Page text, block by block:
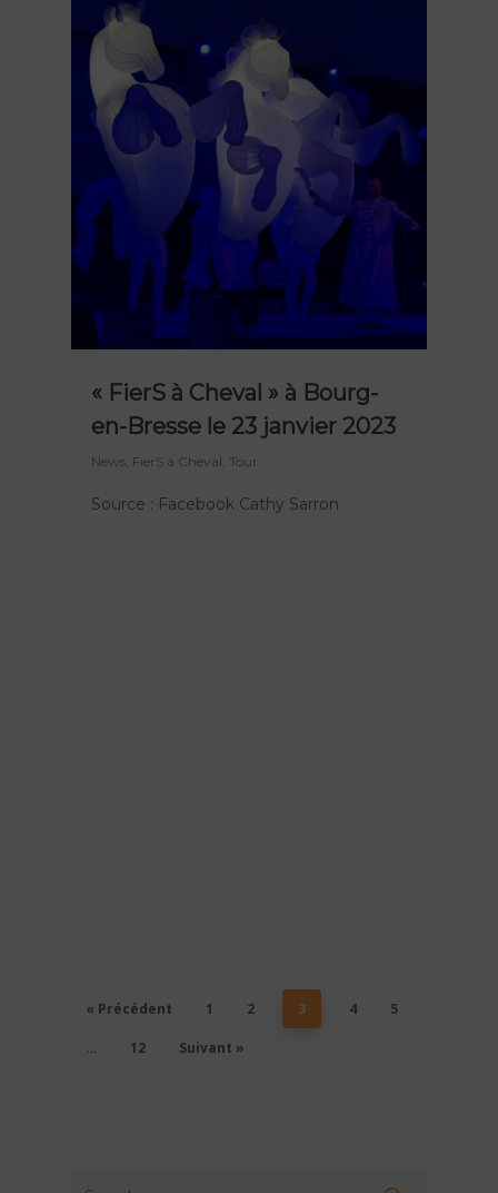
« FierS à Cheval » à Bourg-
en-Bresse le 23 janvier 2023
News FierS à Cheval ,Tour
Source : Facebook Cathy Sarron
« Précédent 1 2 3 4 5
… 12 Suivant »